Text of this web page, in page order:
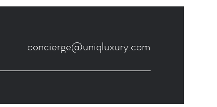
concierge@uniqluxury.com